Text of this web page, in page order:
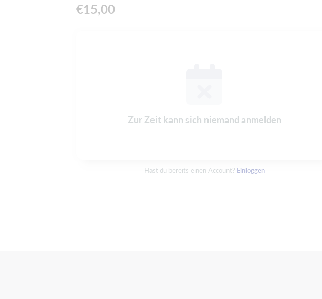
€15,00
Zur Zeit kann sich niemand anmelden
Hast du bereits einen Account? Einloggen